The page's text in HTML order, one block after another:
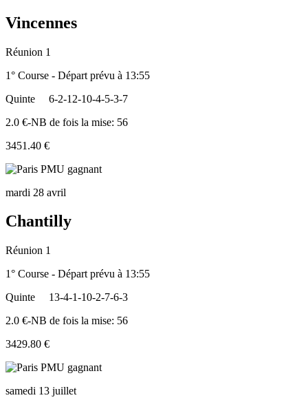
Vincennes
Réunion 1
1° Course - Départ prévu à 13:55
Quinte
6-2-12-10-4-5-3-7
2.0 €-NB de fois la mise: 56
3451.40 €
mardi 28 avril
Chantilly
Réunion 1
1° Course - Départ prévu à 13:55
Quinte
13-4-1-10-2-7-6-3
2.0 €-NB de fois la mise: 56
3429.80 €
samedi 13 juillet